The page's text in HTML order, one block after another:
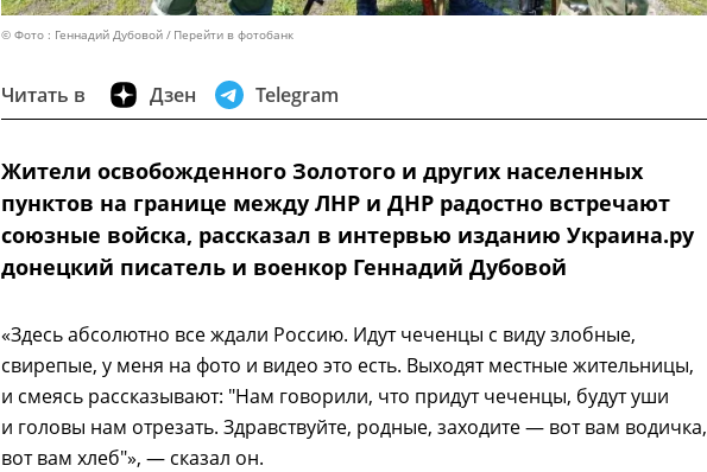
© Фото : Геннадий Дубовой Перейти в фотобанк
Читать в Дзен Telegram
Жители освобожденного Золотого и других населенных
пунктов на границе между ЛНР и ДНР радостно встречают
союзные войска, рассказал в интервью изданию Украина.ру
донецкий писатель и военкор Геннадий Дубовой
«Здесь абсолютно все ждали Россию. Идут чеченцы с виду злобные,
свирепые, у меня на фото и видео это есть. Выходят местные жительницы,
и смеясь рассказывают: "Нам говорили, что придут чеченцы, будут уши
и головы нам отрезать. Здравствуйте, родные, заходите — вот вам водичка,
вот вам хлеб"», — сказал он.